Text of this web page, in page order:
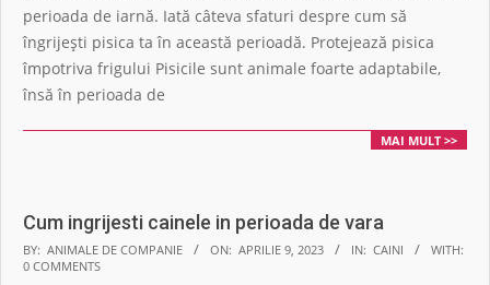
perioada de iarnă. Iată câteva sfaturi despre cum să
îngrijești pisica ta în această perioadă. Protejează pisica
împotriva frigului Pisicile sunt animale foarte adaptabile,
însă în perioada de
MAI MULT >>
Cum ingrijesti cainele in perioada de vara
2023-
04-
BY: ANIMALE DE COMPANIE ON: APRILIE 9, 2023 IN: CAINI
WITH:
0 COMMENTS